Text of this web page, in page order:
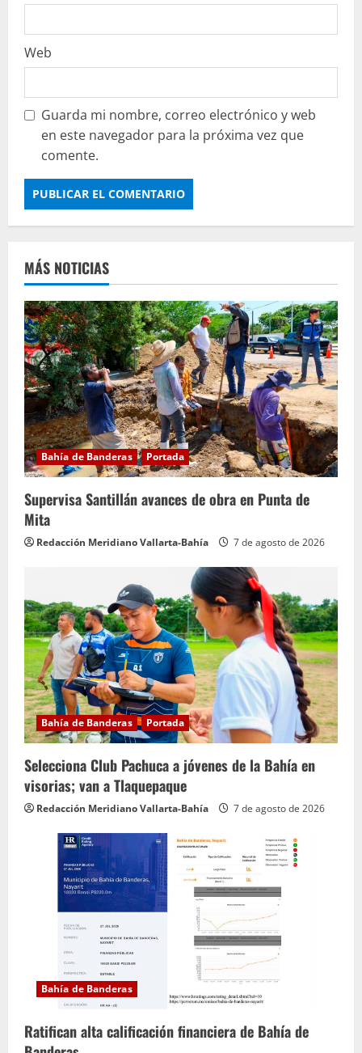
Web
Guarda mi nombre, correo electrónico y web
en este navegador para la próxima vez que
comente.
MÁS NOTICIAS
Bahía de Banderas Portada
Supervisa Santillán avances de obra en Punta de
Mita
Redacción Meridiano Vallarta-Bahía 7 de agosto de 2026
Bahía de Banderas Portada
Selecciona Club Pachuca a jóvenes de la Bahía en
visorias; van a Tlaquepaque
Redacción Meridiano Vallarta-Bahía 7 de agosto de 2026
Bahía de Banderas
Ratifican alta calificación financiera de Bahía de